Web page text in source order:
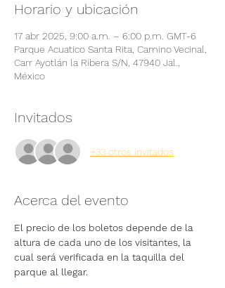
Horario y ubicación
17 abr 2025, 9:00 a.m. – 6:00 p.m. GMT-6
Parque Acuatico Santa Rita, Camino Vecinal,
Carr Ayotlán la Ribera S/N, 47940 Jal.,
México
Invitados
+33 otros invitados
Acerca del evento
El precio de los boletos depende de la
altura de cada uno de los visitantes, la
cual será verificada en la taquilla del
parque al llegar.